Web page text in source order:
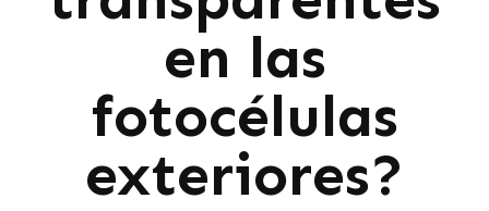
en las
fotocélulas
exteriores?